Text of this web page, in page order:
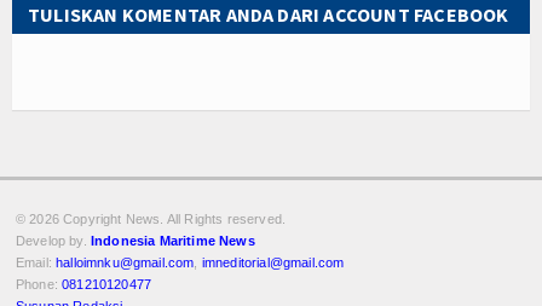
TULISKAN KOMENTAR ANDA DARI ACCOUNT FACEBOOK
© 2026 Copyright News. All Rights reserved.
Develop by. Indonesia Maritime News
Email:halloimnku@gmail.com imneditorial@gmail.com
Phone:081210120477